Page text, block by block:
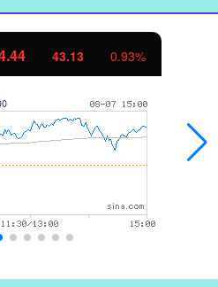
北证50 1134.24